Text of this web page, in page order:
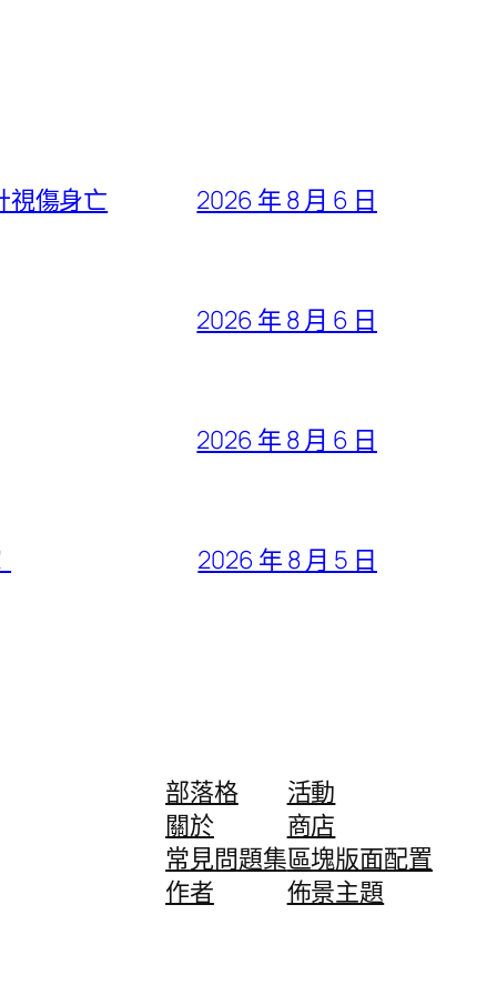
視傷身亡 2026 年 8 月 6 日
2026 年 8 月 6 日
2026 年 8 月 6 日
2026 年 8 月 5 日
部落格
關於
常見問題集
作者
活動
商店
區塊版面配置
佈景主題